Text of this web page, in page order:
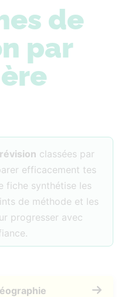
de
par
classées par
efficacement tes
fiche synthétise les
de méthode et les
progresser avec